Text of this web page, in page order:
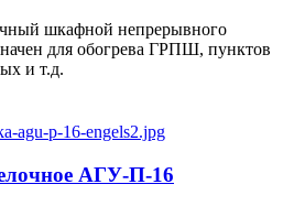
шкафной непрерывного
для обогрева ГРПШ, пунктов
и т.д.
АГУ-П-16